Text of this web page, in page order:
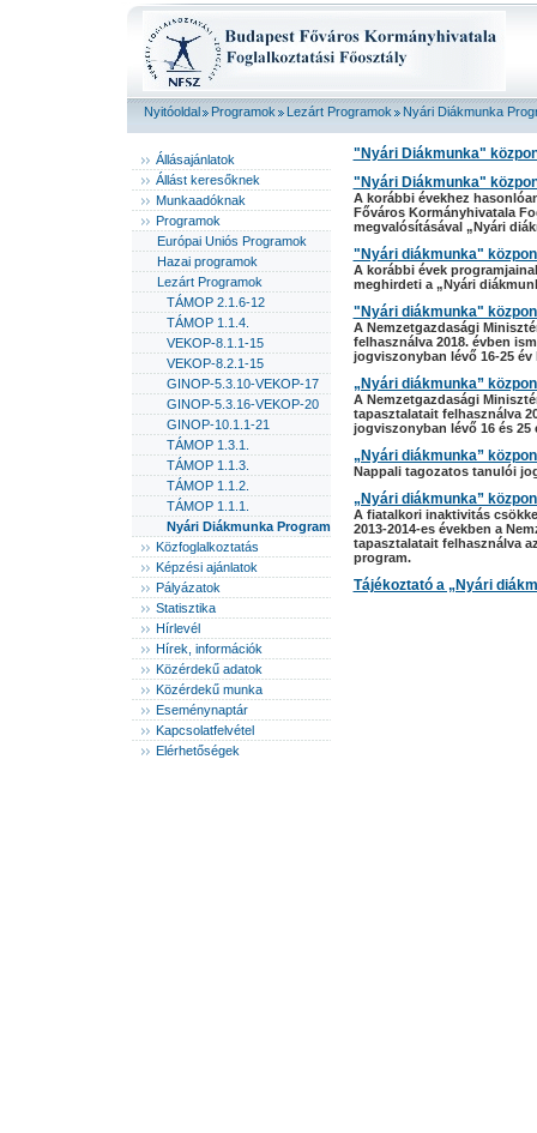
Nyitóoldal Programok Lezárt Programok Nyári Diákmunka
Állásajánlatok
Állást keresőknek
Munkaadóknak
Programok
Európai Uniós Programok
Hazai programok
Lezárt Programok
TÁMOP 2.1.6-12
TÁMOP 1.1.4.
VEKOP-8.1.1-15
VEKOP-8.2.1-15
GINOP-5.3.10-VEKOP-17
GINOP-5.3.16-VEKOP-20
GINOP-10.1.1-21
TÁMOP 1.3.1.
TÁMOP 1.1.3.
TÁMOP 1.1.2.
TÁMOP 1.1.1.
Nyári Diákmunka Program
Közfoglalkoztatás
Képzési ajánlatok
Pályázatok
Statisztika
Hírlevél
Hírek, információk
Közérdekű adatok
Közérdekű munka
Eseménynaptár
Kapcsolatfelvétel
Elérhetőségek
"Nyári Diákmunka"
"Nyári Diákmunka"
A korábbi évekhez
Főváros Kormányhivatala
megvalósításával „Nyári
"Nyári diákmunka"
A korábbi évek
meghirdeti a „Nyári
"Nyári diákmunka"
A Nemzetgazdasági
felhasználva 2018. évben
jogviszonyban lévő 16-25
„Nyári diákmunka”
A Nemzetgazdasági
tapasztalatait felhasználva
jogviszonyban lévő 16 és
„Nyári diákmunka”
Nappali tagozatos tanulói
„Nyári diákmunka”
A fiatalkori inaktivitás
2013-2014-es években a
tapasztalatait felhasználva
program.
Tájékoztató a „Nyári